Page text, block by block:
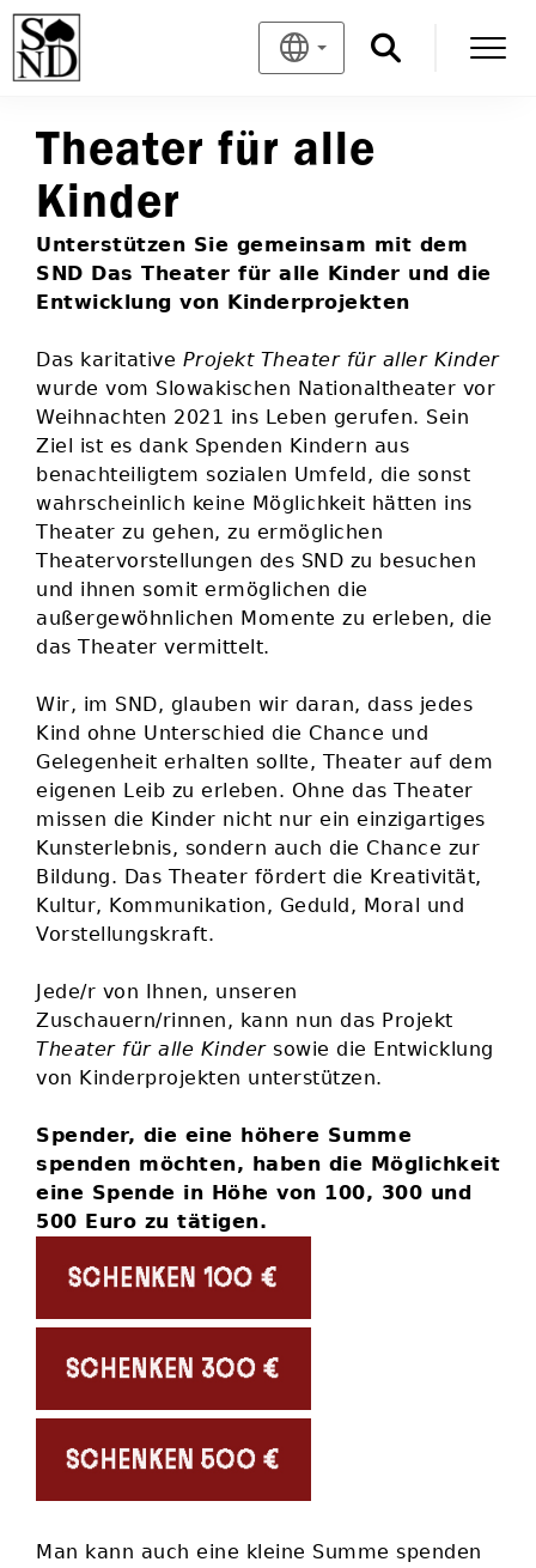
Theater für alle
Kinder
Unterstützen Sie gemeinsam mit dem
SND Das Theater für alle Kinder und die
Entwicklung von Kinderprojekten
Das karitative Projekt Theater für aller Kinder
wurde vom Slowakischen Nationaltheater vor
Weihnachten 2021 ins Leben gerufen. Sein
Ziel ist es dank Spenden Kindern aus
benachteiligtem sozialen Umfeld, die sonst
wahrscheinlich keine Möglichkeit hätten ins
Theater zu gehen, zu ermöglichen
Theatervorstellungen des SND zu besuchen
und ihnen somit ermöglichen die
außergewöhnlichen Momente zu erleben, die
das Theater vermittelt.
Wir, im SND, glauben wir daran, dass jedes
Kind ohne Unterschied die Chance und
Gelegenheit erhalten sollte, Theater auf dem
eigenen Leib zu erleben. Ohne das Theater
missen die Kinder nicht nur ein einzigartiges
Kunsterlebnis, sondern auch die Chance zur
Bildung. Das Theater fördert die Kreativität,
Kultur, Kommunikation, Geduld, Moral und
Vorstellungskraft.
Jede/r von Ihnen, unseren
Zuschauern/rinnen, kann nun das Projekt
Theater für alle Kindersowie die Entwicklung
von Kinderprojekten unterstützen.
Spender, die eine höhere Summe
spenden möchten, haben die Möglichkeit
eine Spende in Höhe von 100, 300 und
500 Euro zu tätigen.
Man kann auch eine kleine Summe spenden